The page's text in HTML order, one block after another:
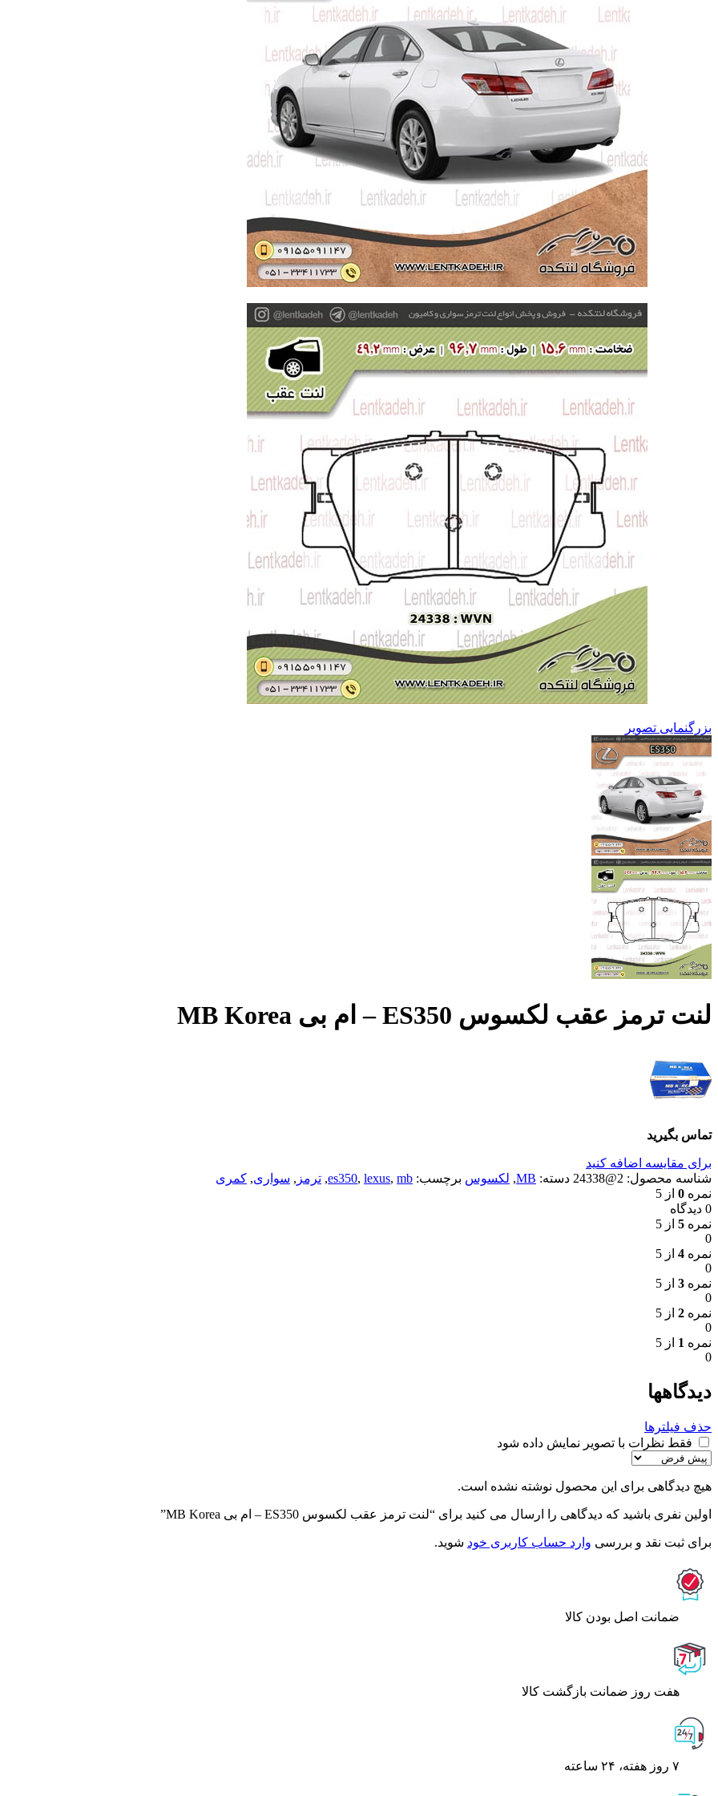
بزرگنمایی تصویر
لنت ترمز عقب لکسوس ES350 – ام بی MB Korea
تماس بگیرید
برای مقایسه اضافه کنید
شناسه محصول: 2@24338 دسته: MB
, لکسوس برچسب: es350, lexus, mb
, ترمز , سواری, کمری
نمره 0 از 5
0 دیدگاه
نمره 5 از 5
0
نمره 4 از 5
0
نمره 3 از 5
0
نمره 2 از 5
0
نمره 1 از 5
0
دیدگاهها
حذف فیلترها
فقط نظرات با تصویر نمایش داده شود
هیچ دیدگاهی برای این محصول نوشته نشده است.
اولین نفری باشید که دیدگاهی را ارسال می کنید برای “لنت ترمز عقب لکسوس ES350 – ام بی MB Korea”
برای ثبت نقد و بررسی وارد حساب کاربری خود شوید.
ﺿﻤﺎﻧﺖ اﺻﻞ ﺑﻮدن ﮐﺎﻟﺎ
هفت روز ضمانت بازگشت کالا
۷ روز ﻫﻔﺘﻪ، ۲۴ ﺳﺎﻋﺘﻪ